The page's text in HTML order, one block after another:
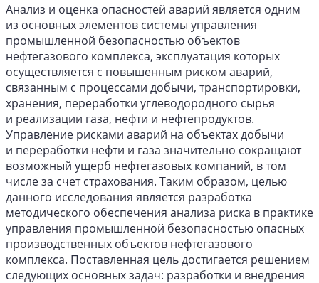
Анализ и оценка опасностей аварий является одним
из основных элементов системы управления
промышленной безопасностью объектов
нефтегазового комплекса, эксплуатация которых
осуществляется с повышенным риском аварий,
связанным с процессами добычи, транспортировки,
хранения, переработки углеводородного сырья
и реализации газа, нефти и нефтепродуктов.
Управление рисками аварий на объектах добычи
и переработки нефти и газа значительно сокращают
возможный ущерб нефтегазовых компаний, в том
числе за счет страхования. Таким образом, целью
данного исследования является разработка
методического обеспечения анализа риска в практике
управления промышленной безопасностью опасных
производственных объектов нефтегазового
комплекса. Поставленная цель достигается решением
следующих основных задач: разработки и внедрения